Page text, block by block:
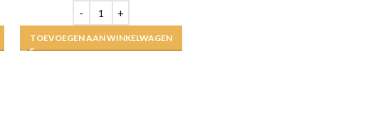
TOEVOEGEN AAN WINKELWAGEN